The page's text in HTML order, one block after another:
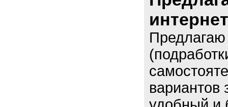
вариантов